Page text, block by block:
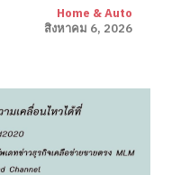
Home & Auto
สิงหาคม 6, 2026